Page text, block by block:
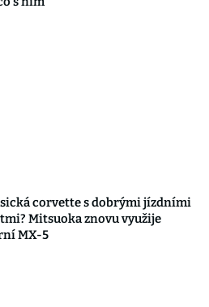
corvette s dobrými jízdními
Mitsuoka znovu využije
MX-5